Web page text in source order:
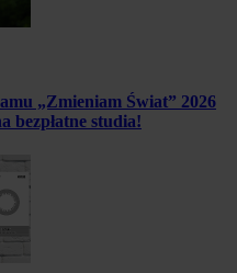
„Zmieniam Świat” 2026
bezpłatne studia!